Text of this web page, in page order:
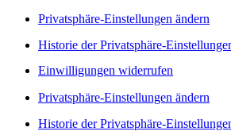
Privatsphäre-Einstellungen ändern
Historie der Privatsphäre-
Einwilligungen widerrufen
Privatsphäre-Einstellungen ändern
Historie der Privatsphäre-